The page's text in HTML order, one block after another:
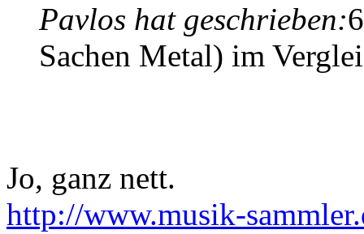
Pavlos hat geschrieben:
Sachen Metal) im
Jo, ganz nett.
http://www.musik-